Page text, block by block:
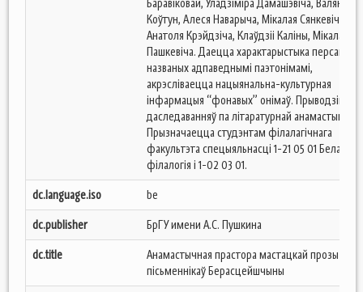
Коўтун, Алеся Наварыча, Мікалая Сянкевіча,
Анатоля Крэйдзіча, Клаўдзіі Каліны, Мікалая
Пашкевіча. Даецца характарыстыка
названых адпаведнымі паэтонімамі,
акрэсліваецца нацыянальна-культурная
інфармацыя “фонавых” онімаў. Прыводзіцца
даследаванняў па літаратурнай анамастыцы.
Прызначаецца студэнтам філалагічнага
факультэта спецыяльнасці 1-21 05 01
філалогія і 1-02 03 01.
dc.language.iso
be
dc.publisher
БрГУ имени А.С. Пушкина
dc.title
Анамастычная прастора мастацкай прозы
пісьменнікаў Берасцейшчыны